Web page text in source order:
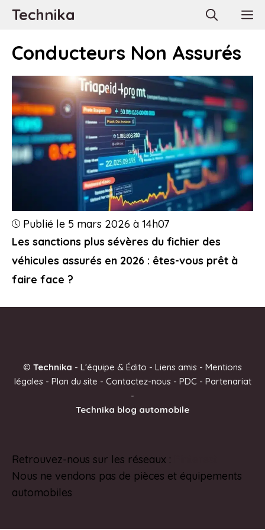
AllerTechnika
Conducteurs Non Assurés
Les sanctions plus sévères du fichier des
véhicules assurés en 2026 : êtes-vous prêt à
faire face ?
Publié le 5 mars 2026 à 14h07
© Technika - L'équipe & Édito - Liens amis - Mentions
légales- Plan du site - Contactez-nous- PDC - Partenariat
-
Technika blog automobile
Retrouvez-nous sur les réseaux :
Nous ne vendons pas de pièces et équipements
automobiles